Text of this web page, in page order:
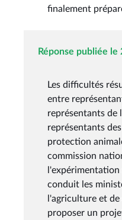
finalement
Réponse publiée
Les difficultés
entre
représentants de
représentants
protection
commission
l'expérimentation
conduit les
l'agriculture et de
proposer un